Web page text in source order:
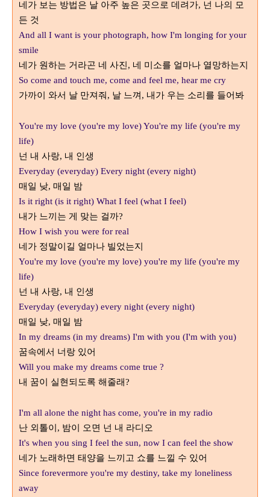
네가 보는 방법은 날 아주 높은 곳으로 데려가, 넌 나의 모
든 것
And all I want is your photograph, how I'm longing for your
smile
네가 원하는 거라곤 네 사진, 네 미소를 얼마나 열망하는지
So come and touch me, come and feel me, hear me cry
가까이 와서 날 만져줘, 날 느껴, 내가 우는 소리를 들어봐
You're my love (you're my love) You're my life (you're my
life)
넌 내 사랑, 내 인생
Everyday (everyday) Every night (every night)
매일 낮, 매일 밤
Is it right (is it right) What I feel (what I feel)
내가 느끼는 게 맞는 걸까?
How I wish you were for real
네가 정말이길 얼마나 빌었는지
You're my love (you're my love) you're my life (you're my
life)
넌 내 사랑, 내 인생
Everyday (everyday) every night (every night)
매일 낮, 매일 밤
In my dreams (in my dreams) I'm with you (I'm with you)
꿈속에서 너랑 있어
Will you make my dreams come true ?
내 꿈이 실현되도록 해줄래?
I'm all alone the night has come, you're in my radio
난 외톨이, 밤이 오면 넌 내 라디오
It's when you sing I feel the sun, now I can feel the show
네가 노래하면 태양을 느끼고 쇼를 느낄 수 있어
Since forevermore you're my destiny, take my loneliness
away